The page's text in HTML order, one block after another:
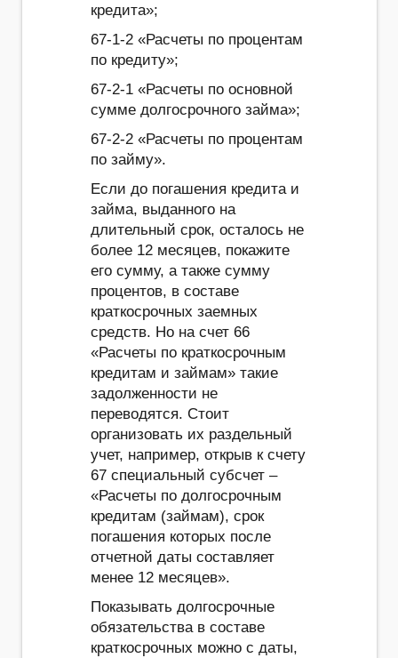
кредита»;
67-1-2 «Расчеты по процентам
по кредиту»;
67-2-1 «Расчеты по основной
сумме долгосрочного займа»;
67-2-2 «Расчеты по процентам
по займу».
Если до погашения кредита и
займа, выданного на
длительный срок, осталось не
более 12 месяцев, покажите
его сумму, а также сумму
процентов, в составе
краткосрочных заемных
средств. Но на счет 66
«Расчеты по краткосрочным
кредитам и займам» такие
задолженности не
переводятся. Стоит
организовать их раздельный
учет, например, открыв к счету
67 специальный субсчет –
«Расчеты по долгосрочным
кредитам (займам), срок
погашения которых после
отчетной даты составляет
менее 12 месяцев».
Показывать долгосрочные
обязательства в составе
краткосрочных можно с даты,